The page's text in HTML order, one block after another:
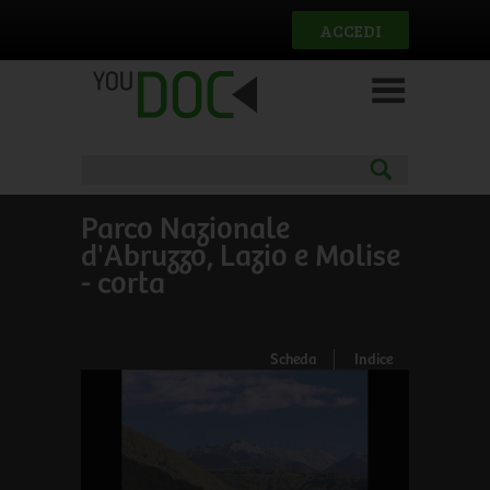
ACCEDI
Parco Nazionale
d'Abruzzo, Lazio e Molise
- corta
Scheda Indice